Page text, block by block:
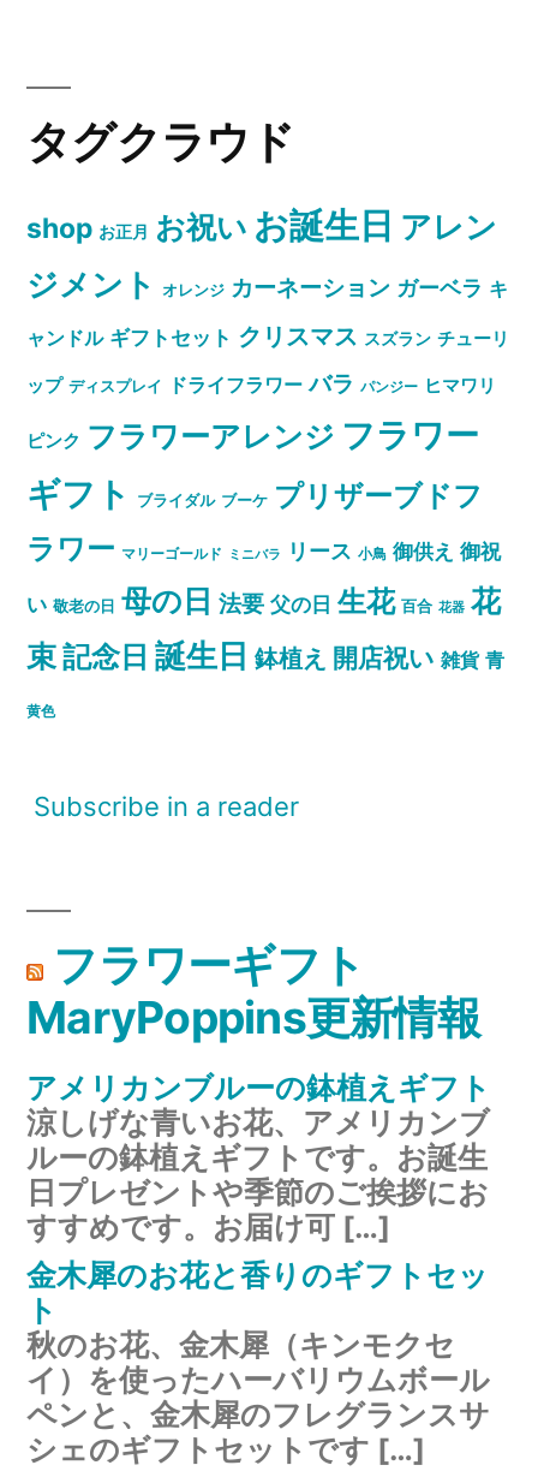
タグクラウド
shop お正月 お祝い お誕生日 アレン
ジメント
オレンジ カーネーション ガーベラ キ
ャンドル ギフトセット クリスマス スズラン チューリ
ップ ディスプレイ ドライフラワー バラ パンジー ヒマワリ
ピンク フラワーアレンジ フラワー
ギフト
ブライダル ブーケ プリザーブドフ
ラワー マリーゴールド ミニバラ リース 小鳥 御供え 御祝
い 敬老の日 母の日 法要 父の日 生花 百合 花器 花
束記念日 誕生日 鉢植え 開店祝い 雑貨 青
黄色
Subscribe in a reader
フラワーギフト
MaryPoppins更新情報
アメリカンブルーの鉢植えギフト
涼しげな青いお花、アメリカンブ
ルーの鉢植えギフトです。お誕生
日プレゼントや季節のご挨拶にお
すすめです。お届け可 […]
金木犀のお花と香りのギフトセッ
ト
秋のお花、金木犀（キンモクセ
イ）を使ったハーバリウムボール
ペンと、金木犀のフレグランスサ
シェのギフトセットです […]